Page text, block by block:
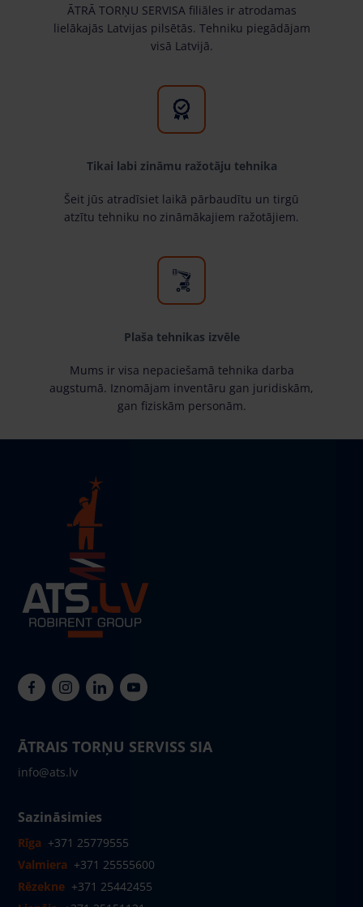
ĀTRĀ TORŅU SERVISA filiāles ir atrodamas
lielākajās Latvijas pilsētās. Tehniku piegādājam
visā Latvijā.
Tikai labi zināmu ražotāju tehnika
Šeit jūs atradīsiet laikā pārbaudītu un tirgū
atzītu tehniku no zināmākajiem ražotājiem.
Plaša tehnikas izvēle
Mums ir visa nepaciešamā tehnika darba
augstumā. Iznomājam inventāru gan juridiskām,
gan fiziskām personām.
ĀTRAIS TORŅU SERVISS SIA
info@ats.lv
Sazināsimies
Rīga +371 25779555
Valmiera +371 25555600
Rēzekne +371 25442455